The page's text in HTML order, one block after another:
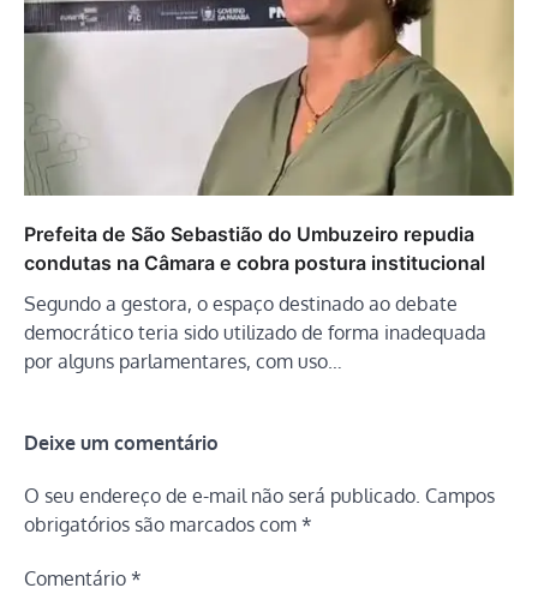
Prefeita de São Sebastião do Umbuzeiro repudia
condutas na Câmara e cobra postura institucional
Segundo a gestora, o espaço destinado ao debate
democrático teria sido utilizado de forma inadequada
por alguns parlamentares, com uso…
Deixe um comentário
O seu endereço de e-mail não será publicado. Campos
obrigatórios são marcados com *
Comentário *